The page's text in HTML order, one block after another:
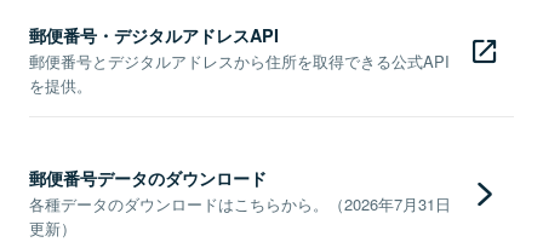
郵便番号・デジタルアドレスAPI
郵便番号とデジタルアドレスから住所を取得できる公式API
を提供。
郵便番号データのダウンロード
各種データのダウンロードはこちらから。（2026年7月31日
更新）